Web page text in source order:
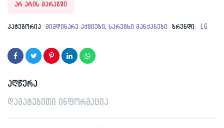
price
price
არ არის მარაგში
კატეგორია მიმდინარე აქციები,სარეცხი მანქანები ბრენდი: LG
აღწერა
დამატებითი ინფორმაცია